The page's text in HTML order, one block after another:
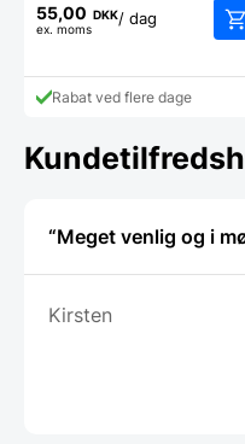
55,00 DKK
ex. moms
/ dag
Rabat ved flere dage
“Meget venlig og i
Kirsten